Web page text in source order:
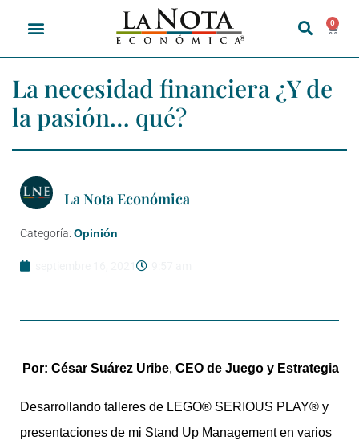
0
La necesidad financiera ¿Y de
la pasión… qué?
La Nota Económica
Categoría: Opinión
Por: César Suárez Uribe, CEO de Juego y Estrategia
Desarrollando talleres de LEGO® SERIOUS PLAY® y
presentaciones de mi Stand Up Management en varios